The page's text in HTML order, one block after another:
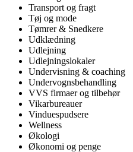
Transport og fragt
Tøj og mode
Tømrer & Snedkere
Udklædning
Udlejning
Udlejningslokaler
Undervisning & coaching
Undervognsbehandling
VVS firmaer og tilbehør
Vikarbureauer
Vinduespudsere
Wellness
Økologi
Økonomi og penge